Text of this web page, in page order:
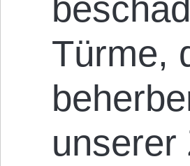
Türme,
unserer